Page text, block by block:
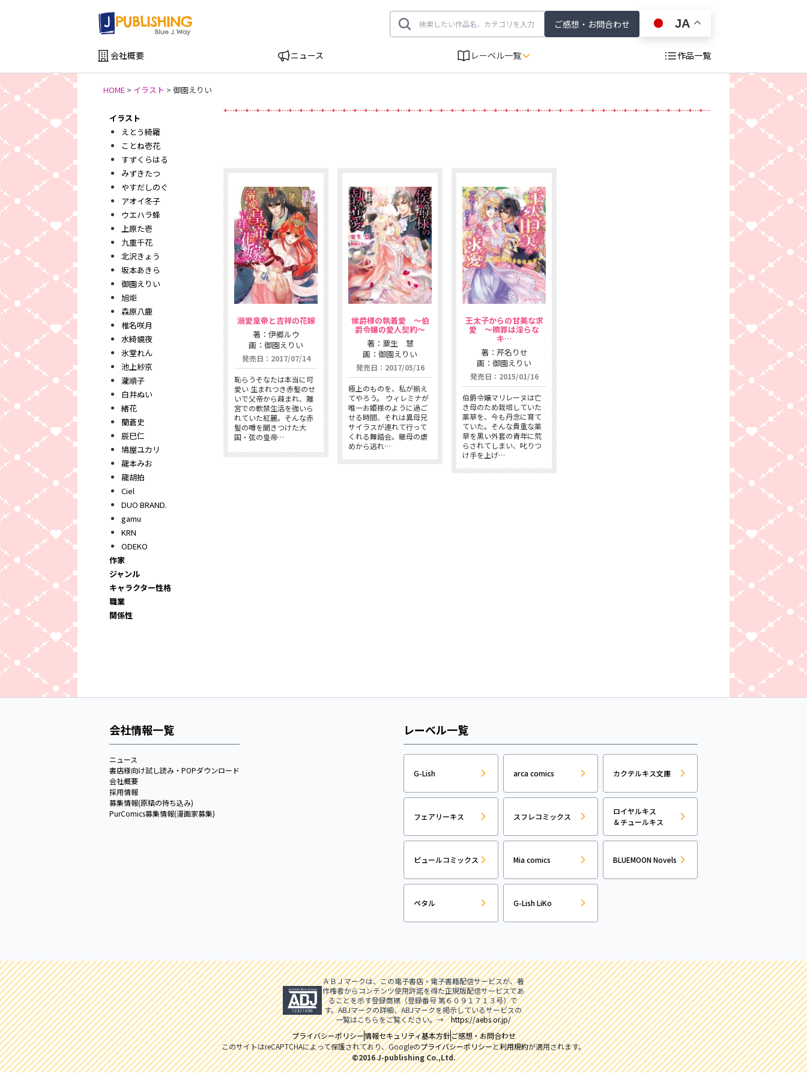
ご感想・お問合わせ JA
会社概要 ニュース レーベル一覧 作品一覧
HOME > イラスト > 御園えりい
イラスト
えとう綺羅
ことね壱花
すずくらはる
みずきたつ
やすだしのぐ
アオイ冬子
ウエハラ蜂
上原た壱
九重千花
北沢きょう
坂本あきら
御園えりい
旭炬
森原八鹿
椎名咲月
水綺鏡夜
氷堂れん
池上紗京
瀧順子
白井ぬい
緒花
蘭蒼史
辰巳仁
鳩屋ユカリ
龍本みお
龍胡拍
Ciel
DUO BRAND.
gamu
KRN
ODEKO
作家
ジャンル
キャラクター性格
職業
関係性
溺愛皇帝と吉祥の花嫁
著：伊郷ルウ
画：御園えりい
発売日：2017/07/14
恥らうそなたは本当に可
愛い 生まれつき赤髪のせ
いで父帝から疎まれ、離
宮での軟禁生活を強いら
れていた紅麗。そんな赤
髪の噂を聞きつけた大
国・弦の皇帝…
侯爵様の執着愛 〜伯
爵令嬢の愛人契約〜
著：粟生 慧
画：御園えりい
発売日：2017/05/16
極上のものを、私が揃え
てやろう。 ウィレミナが
唯一お姫様のように過ご
せる時間、それは異母兄
サイラスが連れて行って
くれる舞踏会。継母の虐
めから逃れ…
王太子からの甘美な求
愛 〜贖罪は淫らな
キ…
著：芹名りせ
画：御園えりい
発売日：2015/01/16
伯爵令嬢マリレーヌは亡
き母のため栽培していた
薬草を、今も丹念に育て
ていた。そんな貴重な薬
草を黒い外套の青年に荒
らされてしまい、叱りつ
け手を上げ…
会社情報一覧
ニュース
書店様向け試し読み・POPダウンロード
会社概要
採用情報
募集情報(原稿の持ち込み)
PurComics募集情報(漫画家募集)
レーベル一覧
G-Lish arca comics カクテルキス文庫
フェアリーキス スフレコミックス
ロイヤルキス
＆チュールキス
ピュールコミックス Mia comics BLUEMOON Novels
ペタル G-Lish LiKo
ＡＢＪマークは、この電子書店・電子書籍配信サービスが、著
作権者からコンテンツ使用許諾を得た正規版配信サービスであ
ることを示す登録商標（登録番号 第６０９１７１３号）で
す。ABJマークの詳細、ABJマークを掲示しているサービスの
一覧はこちらをご覧ください。→https://aebs.or.jp/
プライバシーポリシー情報セキュリティ基本方針ご感想・お問合わせ
このサイトはreCAPTCHAによって保護されており、Googleのプライバシーポリシーと利用規約が適用されます。
©2016 J-publishing Co.,Ltd.